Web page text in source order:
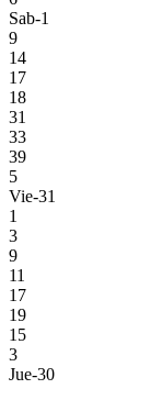
Sab-1
9
14
17
18
31
33
39
5
Vie-31
1
3
9
11
17
19
15
3
Jue-30